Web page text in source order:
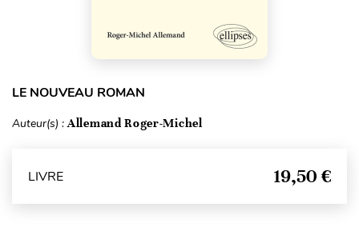
LE NOUVEAU ROMAN
Auteur(s) :Allemand Roger-Michel
LIVRE 19,50 €